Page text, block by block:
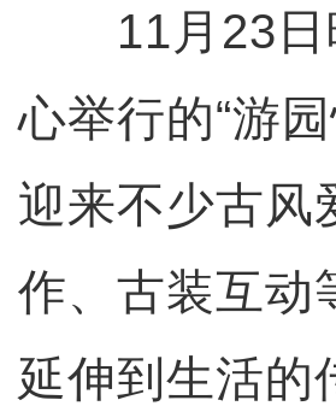
11月23日
心举行的“游
迎来不少古风
作、古装互动
延伸到生活的